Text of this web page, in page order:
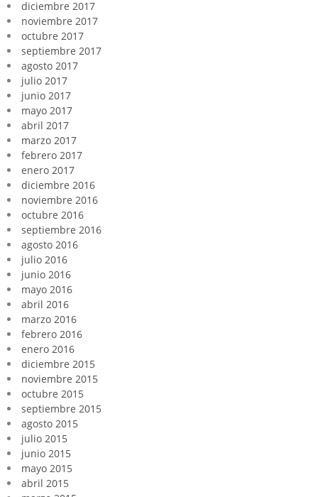
diciembre 2017
noviembre 2017
octubre 2017
septiembre 2017
agosto 2017
julio 2017
junio 2017
mayo 2017
abril 2017
marzo 2017
febrero 2017
enero 2017
diciembre 2016
noviembre 2016
octubre 2016
septiembre 2016
agosto 2016
julio 2016
junio 2016
mayo 2016
abril 2016
marzo 2016
febrero 2016
enero 2016
diciembre 2015
noviembre 2015
octubre 2015
septiembre 2015
agosto 2015
julio 2015
junio 2015
mayo 2015
abril 2015